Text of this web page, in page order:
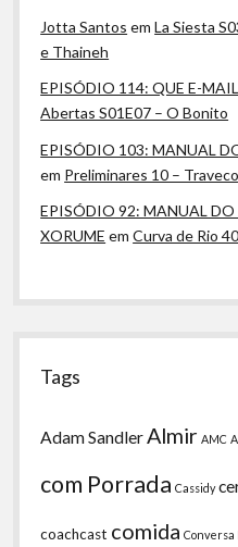
Jotta Santos emLa Siesta
e Thaineh
EPISÓDIO 114: QUE E-MAIL
Abertas S01E07 – O Bonito
EPISÓDIO 103: MANUAL
em Preliminares 10 –
EPISÓDIO 92: MANUAL
XORUME emCurva de Rio
Tags
Adam Sandler Almir AMC
com Porrada Cassidy
coachcast comida